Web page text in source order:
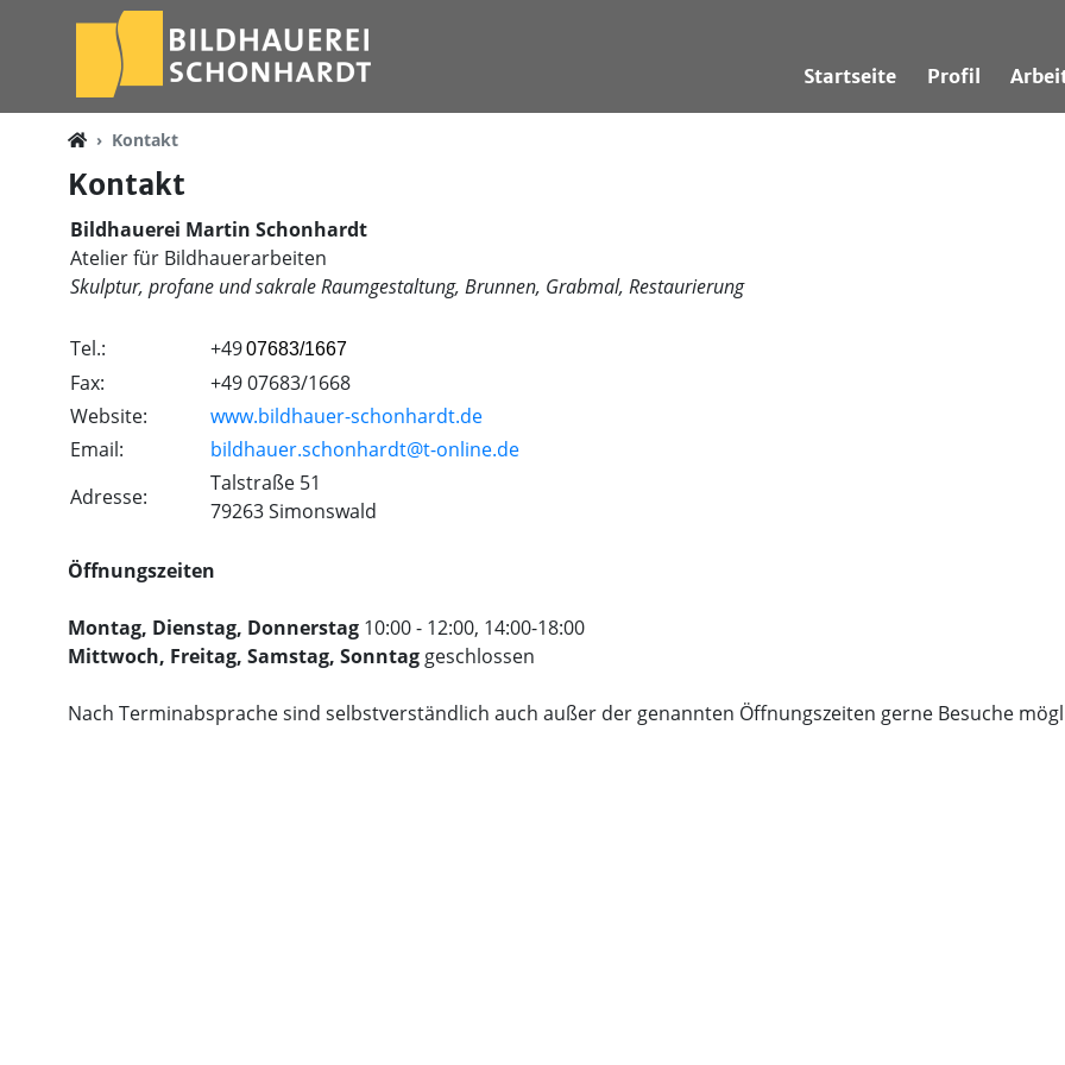
Startseite Profil
Kontakt
Kontakt
Bildhauerei Martin Schonhardt
Atelier für Bildhauerarbeiten
Skulptur, profane und sakrale Raumgestaltung, Brunnen, Grabmal, Restaurierung
Tel.: +4907683/1667
Fax: +4907683/1668
Website:
www.bildhauer-schonhardt.de
Email:
bildhauer.schonhardt@t-online.de
Adresse:
Talstraße 51
79263 Simonswald
Öffnungszeiten
Montag, Dienstag, Donnerstag 10:00 - 12:00, 14:00-18:00
Mittwoch, Freitag, Samstag, Sonntag geschlossen
Nach Terminabsprache sind selbstverständlich auch außer der genannten Öffnungszeiten gerne Besuche